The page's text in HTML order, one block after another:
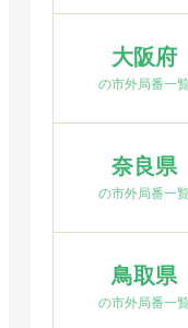
大阪府
の市外局番一
奈良県
の市外局番一
鳥取県
の市外局番一